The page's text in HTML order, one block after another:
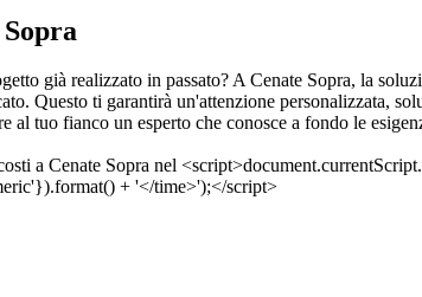
già realizzato in passato? A Cenate Sopra, la
Questo ti garantirà un'attenzione personalizzata,
al tuo fianco un esperto che conosce a fondo le